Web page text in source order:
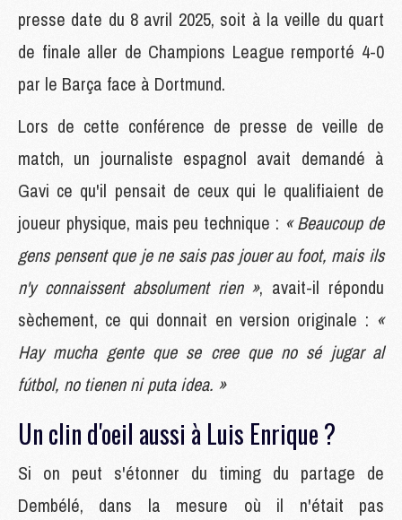
presse date du 8 avril 2025, soit à la veille du quart
de finale aller de Champions League remporté 4-0
par le Barça face à Dortmund.
Lors de cette conférence de presse de veille de
match, un journaliste espagnol avait demandé à
Gavi ce qu'il pensait de ceux qui le qualifiaient de
joueur physique, mais peu technique : « Beaucoup de
gens pensent que je ne sais pas jouer au foot, mais ils
n'y connaissent absolument rien », avait-il répondu
sèchement, ce qui donnait en version originale : «
Hay mucha gente que se cree que no sé jugar al
fútbol, no tienen ni puta idea. »
Un clin d'oeil aussi à Luis Enrique ?
Si on peut s'étonner du timing du partage de
Dembélé, dans la mesure où il n'était pas